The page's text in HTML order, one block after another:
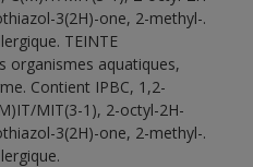
3(2H)-one, 2-methyl-.
TEINTE
organismes aquatiques,
Contient IPBC, 1,2-
MIT(3-1), 2-octyl-2H-
3(2H)-one, 2-methyl-.